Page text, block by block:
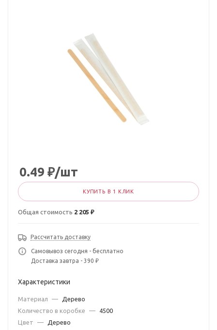
0.49 ₽/шт
КУПИТЬ В 1 КЛИК
Общая стоимость 2 205 ₽
Рассчитать доставку
Самовывоз сегодня - бесплатно
Доставка завтра - 390 ₽
Характеристики
Материал —
Дерево
Количество в коробке
—
4500
Цвет
—
Дерево